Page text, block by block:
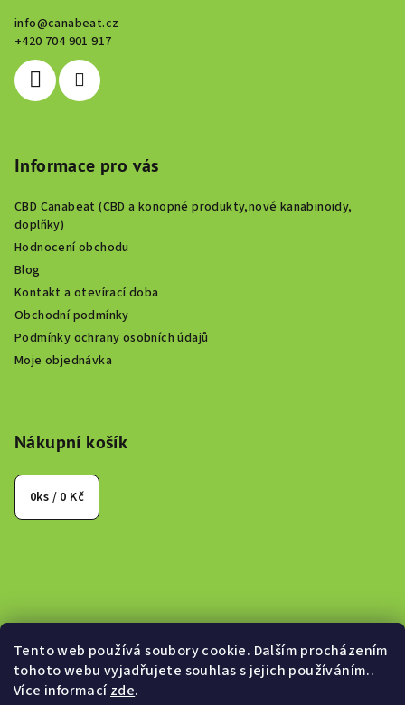
Tento web používá soubory cookie. Dalším procházením
tohoto webu vyjadřujete souhlas s jejich používáním..
Více informacízde.
info@canabeat.cz
+420 704 901 917
Informace pro vás
CBD Canabeat (CBD a konopné produkty,nové kanabinoidy,
doplňky)
Hodnocení obchodu
Blog
Kontakt a otevírací doba
Obchodní podmínky
Podmínky ochrany osobních údajů
Moje objednávka
Nákupní košík
0ks / 0 Kč